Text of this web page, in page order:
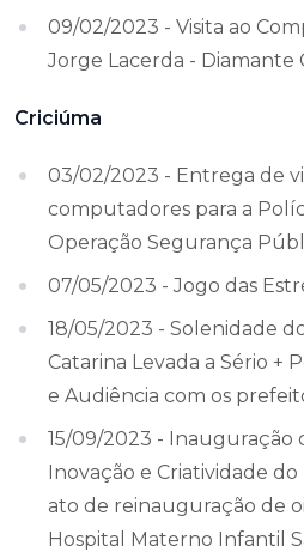
09/02/2023 - Visita ao
Jorge Lacerda - Diamante
Criciúma
03/02/2023 - Entrega de
computadores para a
Operação Segurança
07/05/2023 - Jogo das
18/05/2023 - Solenidade
Catarina Levada a Sério +
e Audiência com os
15/09/2023 - Inauguração
Inovação e Criatividade
ato de reinauguração de
Hospital Materno Infantil